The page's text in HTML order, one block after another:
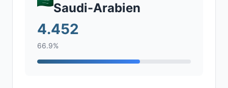
Saudi-Arabien
4.452
66.9%